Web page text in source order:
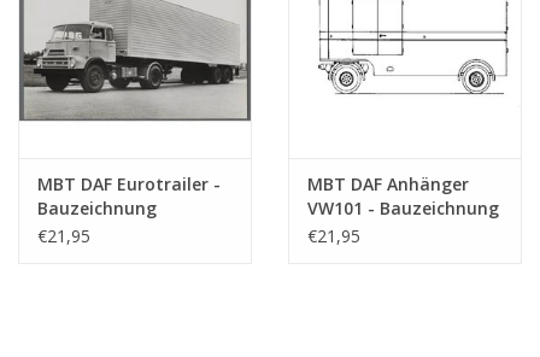
MBT DAF Eurotrailer -
Bauzeichnung
Maßstab 1 : 35
€21,95
MBT DAF Anhänger
VW101 - Bauzeichnung
Maßstab 1 : 40
€21,95